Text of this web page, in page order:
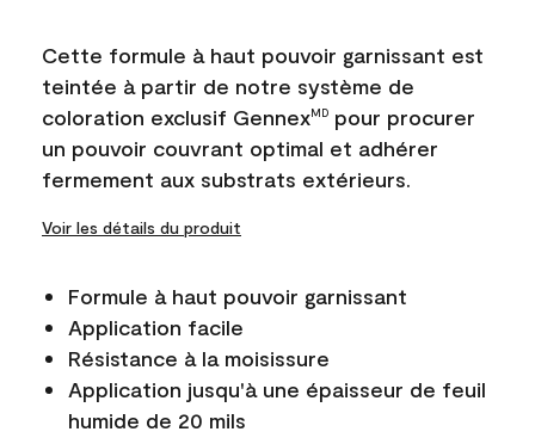
Cette formule à haut pouvoir garnissant est
teintée à partir de notre système de
coloration exclusif GennexMD pour procurer
un pouvoir couvrant optimal et adhérer
fermement aux substrats extérieurs.
Voir les détails du produit
Formule à haut pouvoir garnissant
Application facile
Résistance à la moisissure
Application jusqu'à une épaisseur de feuil
humide de 20 mils